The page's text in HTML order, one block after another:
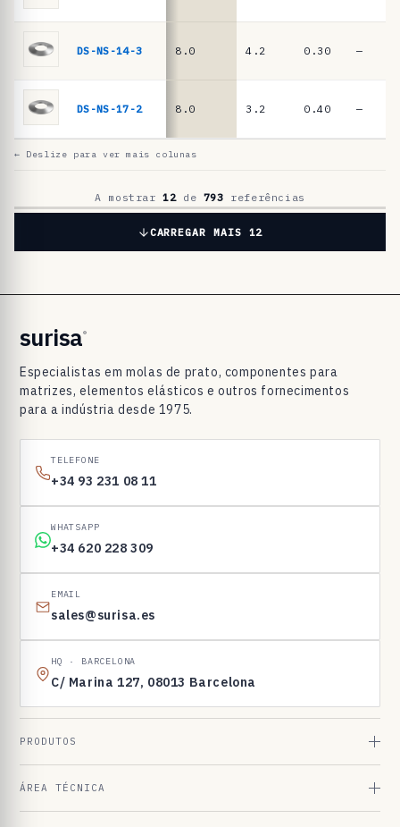
a
N
0
3
D
N
E
N
8
DS-NS-14-3 8.0 4.2 0.30 —
DS-NS-17-2 8.0 3.2 0.40 —
← Deslize para ver mais colunas
A mostrar12de 793 referências
CARREGAR MAIS 12
surisa®
Especialistas em molas de prato, componentes para
matrizes, elementos elásticos e outros fornecimentos
para a indústria desde 1975.
TELEFONE
+34 93 231 08 11
WHATSAPP
+34 620 228 309
EMAIL
sales@surisa.es
HQ · BARCELONA
C/ Marina 127, 08013 Barcelona
PRODUTOS
ÁREA TÉCNICA